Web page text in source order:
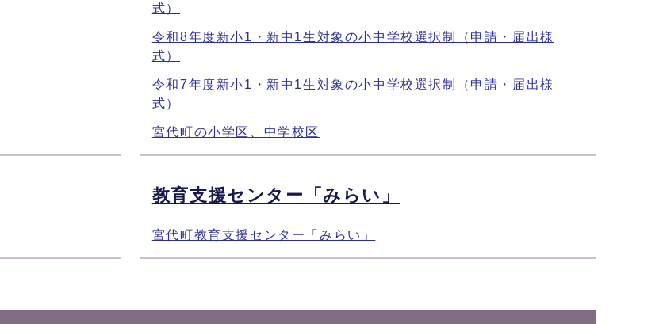
式）
令和8年度新小1・新中1生対象の小中学校選択制（申請・届出様
式）
令和7年度新小1・新中1生対象の小中学校選択制（申請・届出様
式）
宮代町の小学区、中学校区
教育支援センター「みらい」
宮代町教育支援センター「みらい」